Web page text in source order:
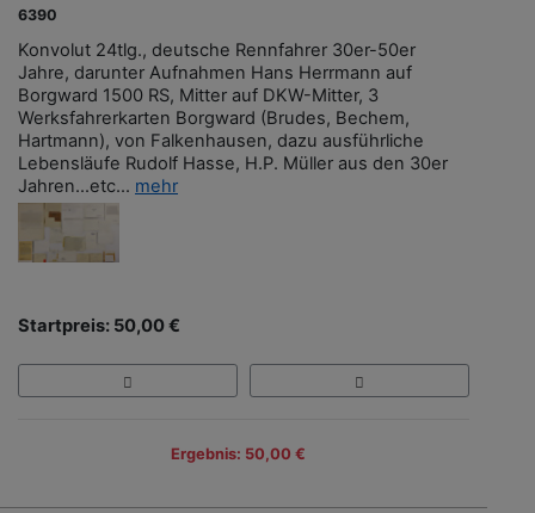
6390
Konvolut 24tlg., deutsche Rennfahrer 30er-50er
Jahre, darunter Aufnahmen Hans Herrmann auf
Borgward 1500 RS, Mitter auf DKW-Mitter, 3
Werksfahrerkarten Borgward (Brudes, Bechem,
Hartmann), von Falkenhausen, dazu ausführliche
Lebensläufe Rudolf Hasse, H.P. Müller aus den 30er
Jahren...etc... mehr
Startpreis: 50,00 €
Ergebnis: 50,00 €